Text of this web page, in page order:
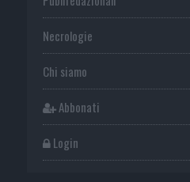
Necrologie
Chi siamo
Abbonati
Login